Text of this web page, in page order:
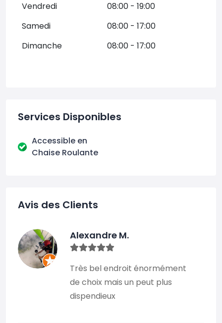
Vendredi
08:00 - 19:00
Samedi
08:00 - 17:00
Dimanche
08:00 - 17:00
Services Disponibles
Accessible en
Chaise Roulante
Avis des Clients
Alexandre M.
Très bel endroit énormément
de choix mais un peut plus
dispendieux